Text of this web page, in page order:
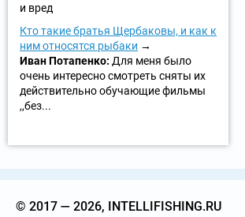
и вред
Кто такие братья Щербаковы, и как к
ним относятся рыбаки
Иван Потапенко: Для меня было
очень интересно смотреть сняты их
действительно обучающие фильмы
,,без...
© 2017 — 2026, INTELLIFISHING.RU